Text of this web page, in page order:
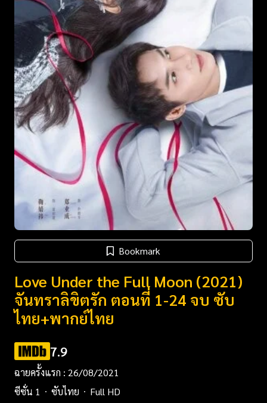
Bookmark
Love Under the Full Moon (2021)
จันทราลิขิตรัก ตอนที่ 1-24 จบ ซับ
ไทย+พากย์ไทย
7.9
ฉายครั้งแรก : 26/08/2021
ซีซั่น 1
ซับไทย
Full HD